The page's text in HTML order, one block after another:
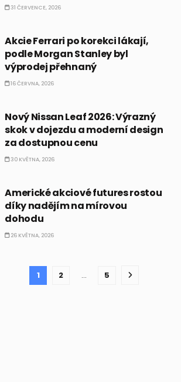
31 ČERVENCE, 2026
Akcie Ferrari po korekci lákají,
podle Morgan Stanley byl
výprodej přehnaný
16 ČERVNA, 2026
Nový Nissan Leaf 2026: Výrazný
skok v dojezdu a moderní design
za dostupnou cenu
30 KVĚTNA, 2026
Americké akciové futures rostou
díky nadějím na mírovou
dohodu
26 KVĚTNA, 2026
1 2 … 5